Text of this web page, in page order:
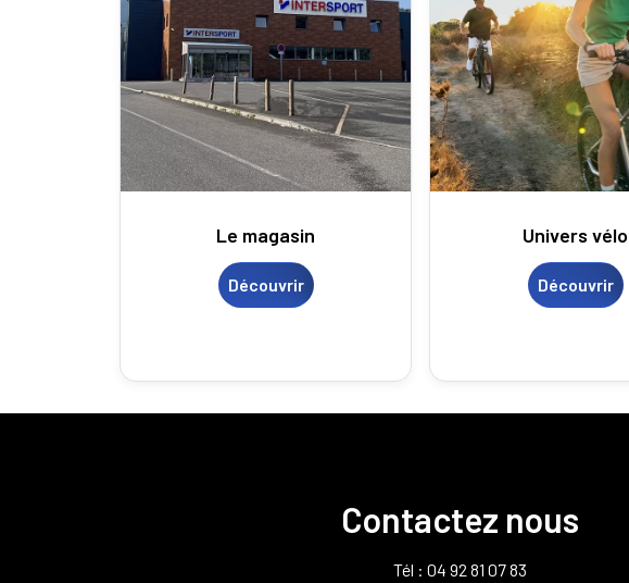
Le magasin
Découvrir
Univers vélo
Découvrir
Contactez nous
Tél : 04 92 81 07 83